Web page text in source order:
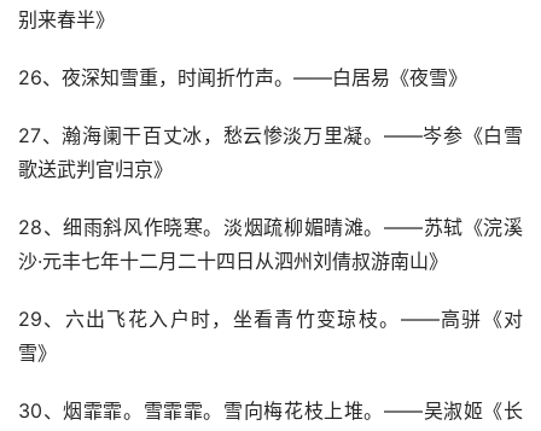
别来春半》
26、夜深知雪重，时闻折竹声。——白居易《夜雪》
27、瀚海阑干百丈冰，愁云惨淡万里凝。——岑参《白雪
歌送武判官归京》
28、细雨斜风作晓寒。淡烟疏柳媚晴滩。——苏轼《浣溪
沙·元丰七年十二月二十四日从泗州刘倩叔游南山》
29、六出飞花入户时，坐看青竹变琼枝。——高骈《对
雪》
30、烟霏霏。雪霏霏。雪向梅花枝上堆。——吴淑姬《长